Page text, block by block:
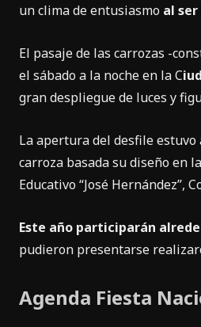
un clima de entusiasmo al
El pasaje de las carrozas -
el sábado a la noche en la C
gran despliegue de luces y
La apertura del desfile estuvo
carroza basada su diseño en
Educativo “José Hernández”,
Este año participarán
pudieron presentarse
Agenda Fiesta